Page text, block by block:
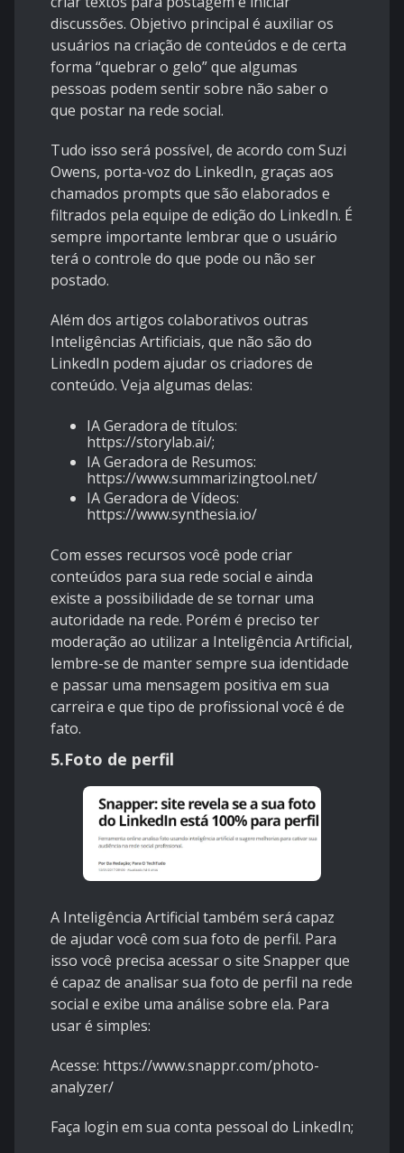
discussões. Objetivo principal é auxiliar os
usuários na criação de conteúdos e de certa
forma “quebrar o gelo” que algumas
pessoas podem sentir sobre não saber o
que postar na rede social.
Tudo isso será possível, de acordo com Suzi
Owens, porta-voz do LinkedIn, graças aos
chamados prompts que são elaborados e
filtrados pela equipe de edição do LinkedIn. É
sempre importante lembrar que o usuário
terá o controle do que pode ou não ser
postado.
Além dos artigos colaborativos outras
Inteligências Artificiais, que não são do
LinkedIn podem ajudar os criadores de
conteúdo. Veja algumas delas:
IA Geradora de títulos:
https://storylab.ai/;
IA Geradora de Resumos:
https://www.summarizingtool.net/
IA Geradora de Vídeos:
https://www.synthesia.io/
Com esses recursos você pode criar
conteúdos para sua rede social e ainda
existe a possibilidade de se tornar uma
autoridade na rede. Porém é preciso ter
moderação ao utilizar a Inteligência Artificial,
lembre-se de manter sempre sua identidade
e passar uma mensagem positiva em sua
carreira e que tipo de profissional você é de
fato.
5.Foto de perfil
A Inteligência Artificial também será capaz
de ajudar você com sua foto de perfil. Para
isso você precisa acessar o site Snapper que
é capaz de analisar sua foto de perfil na rede
social e exibe uma análise sobre ela. Para
usar é simples:
Acesse: https://www.snappr.com/photo-
analyzer/
Faça login em sua conta pessoal do LinkedIn;